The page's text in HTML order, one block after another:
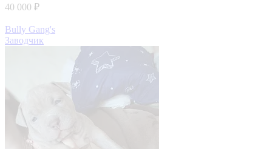
40 000 ₽
Bully Gang's
Заводчик